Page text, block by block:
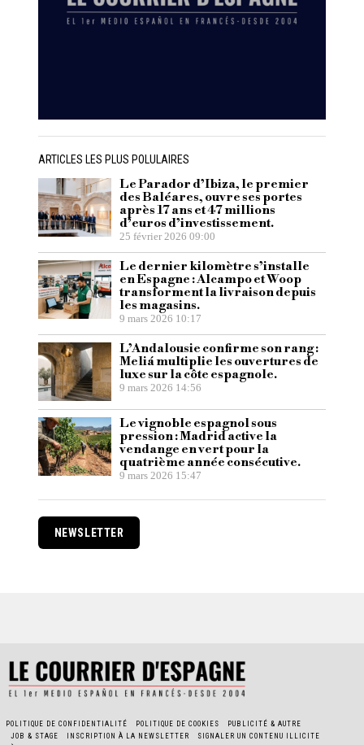
ARTICLES LES PLUS POLULAIRES
Le Parador d’Ibiza, le premier
des Baléares, ouvre ses portes
après 17 ans et 47 millions
d’euros d’investissement.
25 février 2026 09:00
Le dernier kilomètre s’installe
en Espagne : Alcampo et Woop
transforment la livraison depuis
les magasins.
9 mars 2026 10:17
L’Andalousie confirme son rang :
Meliá multiplie les ouvertures de
luxe sur la côte espagnole.
9 mars 2026 14:56
Le vignoble espagnol sous
pression : Madrid active la
vendange en vert pour la
quatrième année consécutive.
9 mars 2026 15:47
NEWSLETTER
POLITIQUE DE CONFIDENTIALITÉ POLITIQUE DE COOKIES
PUBLICITÉ & AUTRE
JOB & STAGE
INSCRIPTION À LA NEWSLETTER
SIGNALER UN CONTENU ILLICITE